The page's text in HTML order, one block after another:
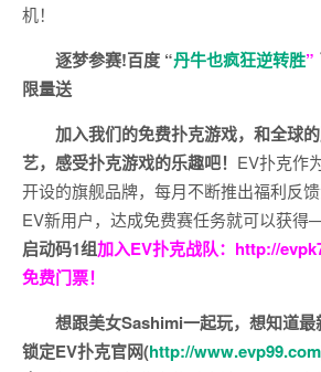
机！
逐梦参赛!百度 “丹牛也疯狂逆转胜”
限量送
加入我们的免费扑克游戏，和全球
艺，感受扑克游戏的乐趣吧！ EV扑克作
开设的旗舰品牌，每月不断推出福利反
EV新用户，达成免费赛任务就可以获
启动码1组加入EV扑克战队： http://
免费门票！
想跟美女Sashimi一起玩， 想知道最
锁定EV扑克官网(http://www.evp99.com